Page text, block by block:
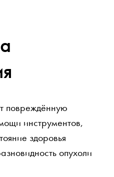
повреждённую
инструментов,
здоровья
опухоли